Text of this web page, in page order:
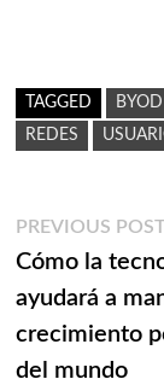
TAGGED BYOD
REDES
de
entradas
PREVIOUS POST
Cómo la
ayudará a
crecimiento
del mundo